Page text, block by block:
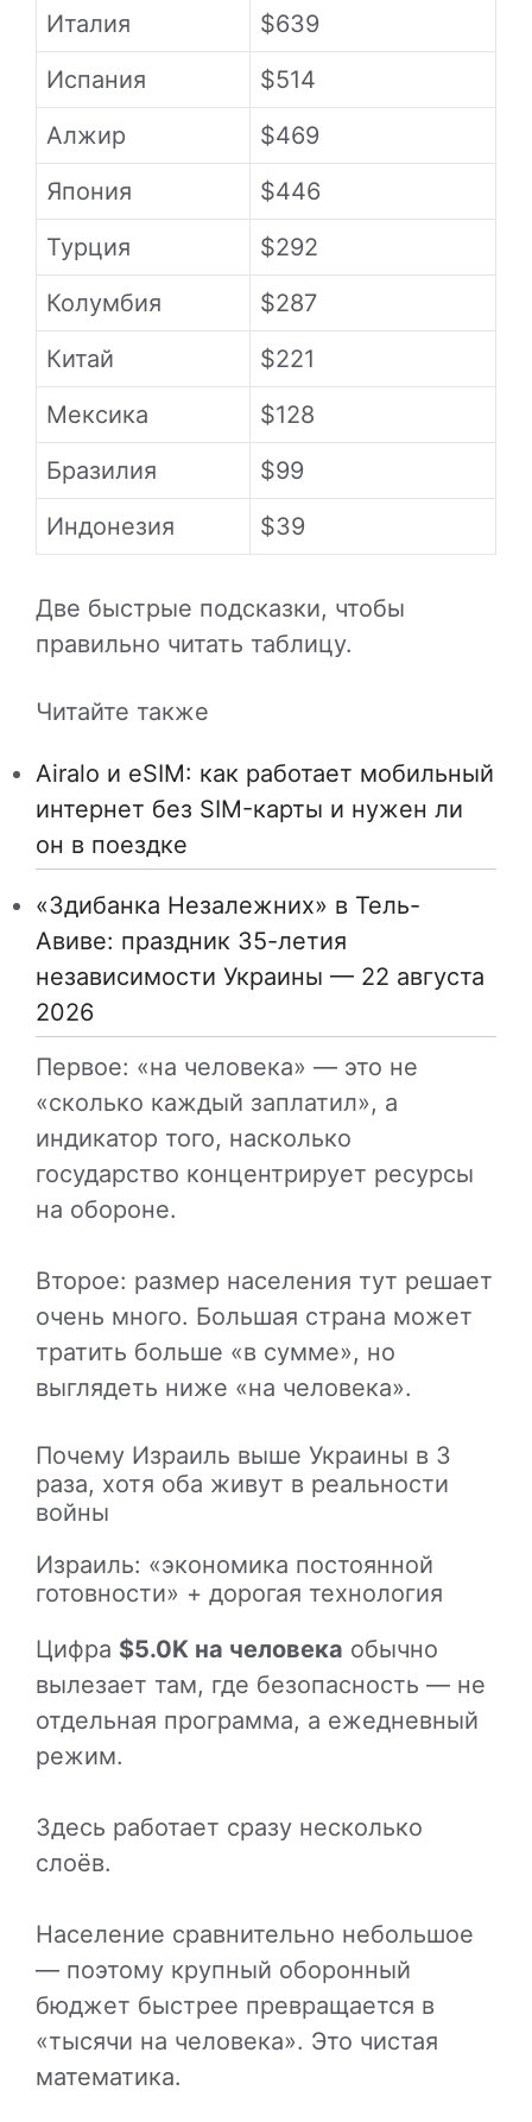
Италия
$639
Испания
$514
Алжир
$469
Япония
$446
Турция
$292
Колумбия
$287
Китай
$221
Мексика
$128
Бразилия
$99
Индонезия
$39
Две быстрые подсказки, чтобы
правильно читать таблицу.
Читайте также
Airalo и eSIM: как работает мобильный
интернет без SIM-карты и нужен ли
он в поездке
«Здибанка Незалежних» в Тель-
Авиве: праздник 35-летия
независимости Украины — 22 августа
2026
Первое: «на человека» — это не
«сколько каждый заплатил», а
индикатор того, насколько
государство концентрирует ресурсы
на обороне.
Второе: размер населения тут решает
очень много. Большая страна может
тратить больше «в сумме», но
выглядеть ниже «на человека».
Почему Израиль выше Украины в 3
раза, хотя оба живут в реальности
войны
Израиль: «экономика постоянной
готовности» + дорогая технология
Цифра $5.0K на человека обычно
вылезает там, где безопасность — не
отдельная программа, а ежедневный
режим.
Здесь работает сразу несколько
слоёв.
Население сравнительно небольшое
— поэтому крупный оборонный
бюджет быстрее превращается в
«тысячи на человека». Это чистая
математика.